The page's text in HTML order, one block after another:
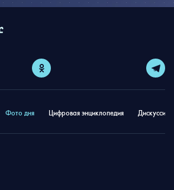
Фото дня Цифровая энциклопедия